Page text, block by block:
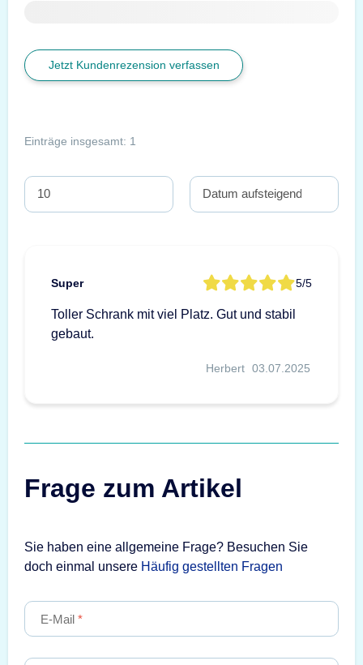
Jetzt Kundenrezension verfassen
Einträge insgesamt: 1
Super 5/5
Toller Schrank mit viel Platz. Gut und stabil
gebaut.
Herbert 03.07.2025
Frage zum Artikel
Sie haben eine allgemeine Frage? Besuchen Sie
doch einmal unsere Häufig gestellten Fragen
E-Mail